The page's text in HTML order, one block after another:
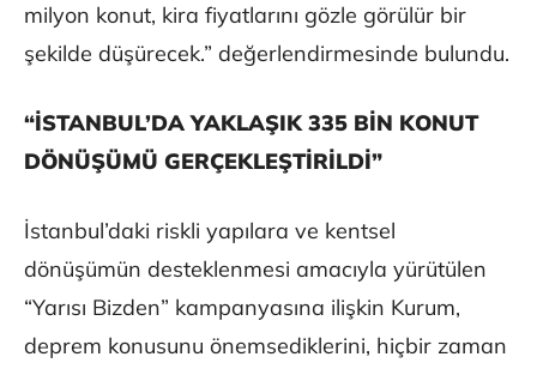
milyon konut, kira fiyatlarını gözle görülür bir
şekilde düşürecek.” değerlendirmesinde bulundu.
“İSTANBUL’DA YAKLAŞIK 335 BİN KONUT
DÖNÜŞÜMÜ GERÇEKLEŞTİRİLDİ”
İstanbul’daki riskli yapılara ve kentsel
dönüşümün desteklenmesi amacıyla yürütülen
“Yarısı Bizden” kampanyasına ilişkin Kurum,
deprem konusunu önemsediklerini, hiçbir zaman